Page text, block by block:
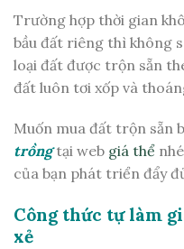
Trường hợp thời gian
bầu đất riêng thì không
loại đất được trộn sẵn
đất luôn tơi xốp và
Muốn mua đất trộn sẵn
trồngtại web giá thể
của bạn phát triển đẩy
Công thức tự làm
xẻ